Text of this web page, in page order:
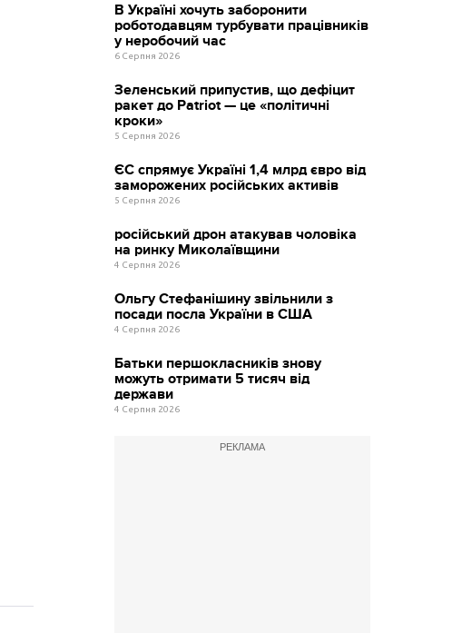
В Україні хочуть заборонити
роботодавцям турбувати працівників
у неробочий час
6 Серпня 2026
Зеленський припустив, що дефіцит
ракет до Patriot — це «політичні
кроки»
5 Серпня 2026
ЄС спрямує Україні 1,4 млрд євро від
заморожених російських активів
5 Серпня 2026
російський дрон атакував чоловіка
на ринку Миколаївщини
4 Серпня 2026
Ольгу Стефанішину звільнили з
посади посла України в США
4 Серпня 2026
Батьки першокласників знову
можуть отримати 5 тисяч від
держави
4 Серпня 2026
РЕКЛАМА